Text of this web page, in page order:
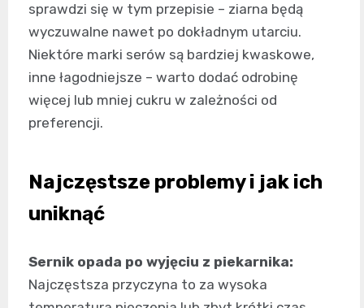
sprawdzi się w tym przepisie – ziarna będą
wyczuwalne nawet po dokładnym utarciu.
Niektóre marki serów są bardziej kwaskowe,
inne łagodniejsze – warto dodać odrobinę
więcej lub mniej cukru w zależności od
preferencji.
Najczęstsze problemy i jak ich
uniknąć
Sernik opada po wyjęciu z piekarnika:
Najczęstsza przyczyna to za wysoka